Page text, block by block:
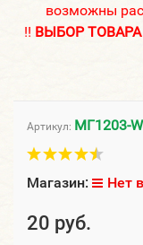
возможны
!! ВЫБОР
Артикул: МГ1203-W
Магазин: Нет
20 руб.